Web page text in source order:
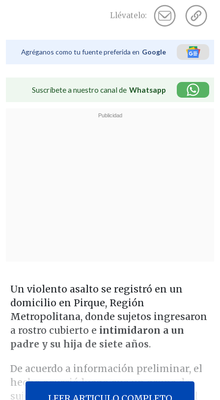
Llévatelo:
Agréganos como tu fuente preferida en Google
Suscríbete a nuestro canal de Whatsapp
Un violento asalto se registró en un
domicilio en Pirque, Región
Metropolitana, donde sujetos ingresaron
a rostro cubierto e intimidaron a un
padre y su hija de siete años.
De acuerdo a información preliminar, el
hecho ocurrió luego que un grupo de
sujetos forzaran la puerta principal del